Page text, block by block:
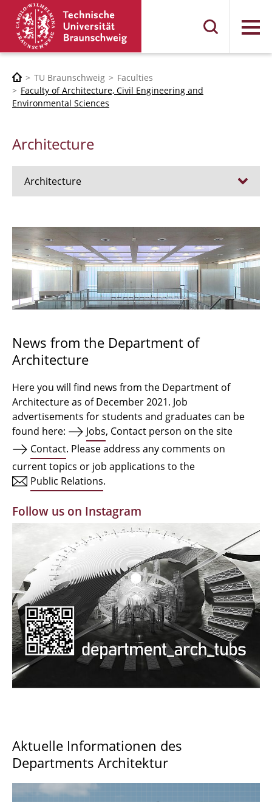
Menu
TU Braunschweig
Faculties
Faculty of Architecture, Civil Engineering and
Environmental Sciences
Architecture
Architecture
Admission procedure 2024
Bachelor Architecture
Bachelor Architecture+
Qualification profile
Semester Programme
Internationales
Facilities
Alumni | cloud club
Documents and Downloads
News from the Department of
Architecture
Here you will find news from the Department of
Architecture as of December 2021. Job
advertisements for students and graduates can be
found here:
Jobs, Contact person on the site
Contact. Please address any comments on
current topics or job applications to the
Public Relations.
Follow us on Instagram
Aktuelle Informationen des
Departments Architektur